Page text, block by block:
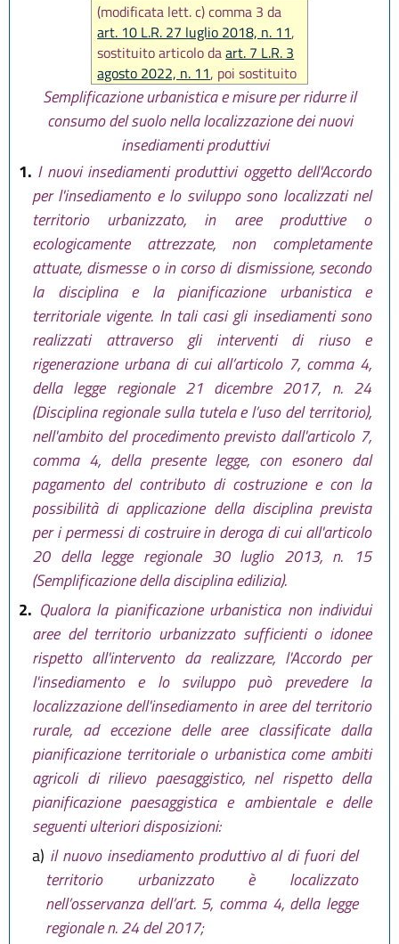
(modificata lett. c) comma 3 da
art. 10 L.R. 27 luglio 2018, n. 11,
sostituito articolo daart. 7 L.R. 3
agosto 2022, n. 11, poi sostituito
comma 2 daart. 6 L.R. 12 luglio
2023, n.7)
Semplificazione urbanistica e misure per ridurre il
consumo del suolo nella localizzazione dei nuovi
insediamenti produttivi
1. I nuovi insediamenti produttivi oggetto dell'Accordo
per l'insediamento e lo sviluppo sono localizzati nel
territorio urbanizzato, in aree produttive o
ecologicamente attrezzate, non completamente
attuate, dismesse o in corso di dismissione, secondo
la disciplina e la pianificazione urbanistica e
territoriale vigente. In tali casi gli insediamenti sono
realizzati attraverso gli interventi di riuso e
rigenerazione urbana di cui all’articolo 7, comma 4,
della legge regionale 21 dicembre 2017, n. 24
(Disciplina regionale sulla tutela e l’uso del territorio),
nell'ambito del procedimento previsto dall'articolo 7,
comma 4, della presente legge, con esonero dal
pagamento del contributo di costruzione e con la
possibilità di applicazione della disciplina prevista
per i permessi di costruire in deroga di cui all'articolo
20 della legge regionale 30 luglio 2013, n. 15
(Semplificazione della disciplina edilizia).
2. Qualora la pianificazione urbanistica non individui
aree del territorio urbanizzato sufficienti o idonee
rispetto all'intervento da realizzare, l'Accordo per
l'insediamento e lo sviluppo può prevedere la
localizzazione dell'insediamento in aree del territorio
rurale, ad eccezione delle aree classificate dalla
pianificazione territoriale o urbanistica come ambiti
agricoli di rilievo paesaggistico, nel rispetto della
pianificazione paesaggistica e ambientale e delle
seguenti ulteriori disposizioni:
a) il nuovo insediamento produttivo al di fuori del
territorio urbanizzato è localizzato
nell’osservanza dell’art. 5, comma 4, della legge
regionale n. 24 del 2017;